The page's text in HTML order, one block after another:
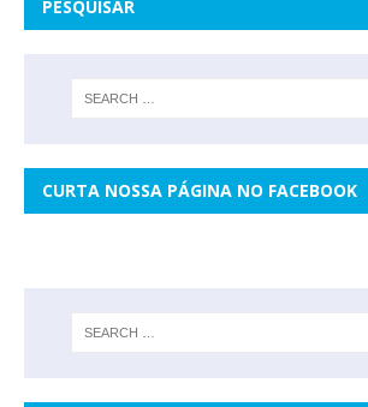
PESQUISAR
CURTA NOSSA PÁGINA NO FACEBOOK